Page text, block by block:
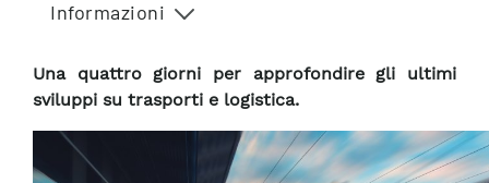
Informazioni
Una quattro giorni per approfondire gli ultimi
sviluppi su trasporti e logistica.